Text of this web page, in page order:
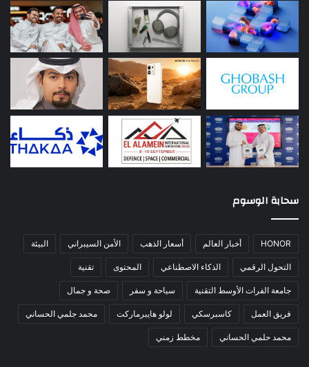
سحابة الوسوم
HONOR أخبار العالم أسعار الذهب الأمن السيبراني البيئة
التحول الرقمي الذكاء الاصطناعي المحتوى تقنية
جامعة الفرات الأوسط التقنية سياحة و سفر صحة و جمال
فريق العمل كاسبرسكي لولو هايبرماركت محمد جلمي الحساني
محمد حلمي الحساني مخطط زمني